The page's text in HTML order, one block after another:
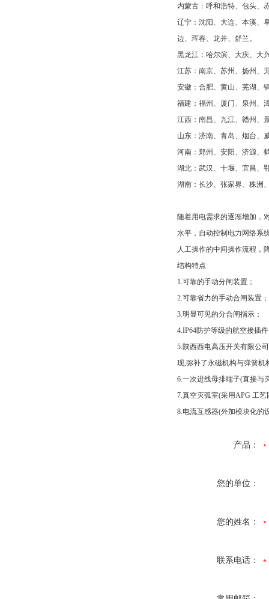
内蒙古：呼和浩特、包头、
辽宁：沈阳、大连、本溪、
边、珲春、龙井、舒兰。
黑龙江：哈尔滨、大庆、大
江苏：南京、苏州、扬州、
安徽：合肥、黄山、芜湖、
福建：福州、厦门、泉州、
江西：南昌、九江、赣州、
山东：济南、青岛、烟台、
河南：郑州、安阳、济源、
湖北：武汉、十堰、宜昌、
湖南：长沙、张家界、株洲
随着用电需求的逐渐增加，
水平，自动控制电力网络系
人工操作的中间操作流程，
结构特点
1.可靠的手动分闸装置；
2.可靠省力的手动合闸装置；
3.明显可见的分合闸指示；
4.IP64防护等级的航空接插
5.陕西西电高压开关有限公
现,弥补了永磁机构与弹簧机
6.一次进线母排端子(直接与
7.真空灭弧室(采用APG 工
8.电流互感器(外加模块化的
产品：
您的单位：
您的姓名：
联系电话：